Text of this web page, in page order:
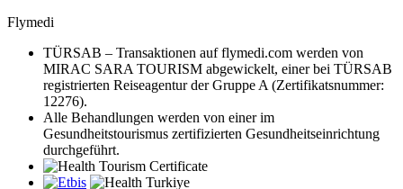
Flymedi
TÜRSAB – Transaktionen auf flymedi.com werden von
MIRAC SARA TOURISM abgewickelt, einer bei TÜRSAB
registrierten Reiseagentur der Gruppe A (Zertifikatsnummer:
12276).
Alle Behandlungen werden von einer im
Gesundheitstourismus zertifizierten Gesundheitseinrichtung
durchgeführt.